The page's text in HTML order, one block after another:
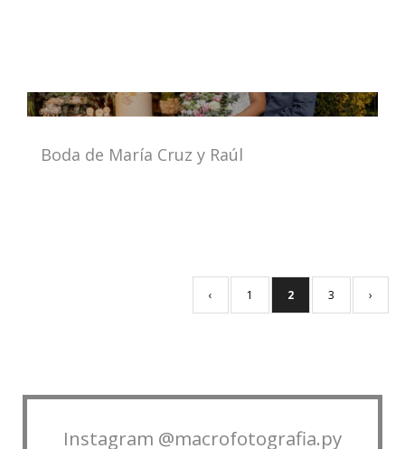
Boda de María Cruz y Raúl
‹ 1 2 3 ›
Instagram @macrofotografia.py